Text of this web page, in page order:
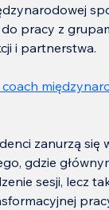
pracy z
i partnerstwa.
zanurzą się
gdzie
sesji, lecz